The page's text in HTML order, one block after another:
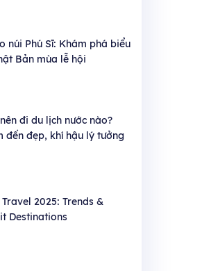
núi Phú Sĩ: Khám phá biểu
Bản mùa lễ hội
đi du lịch nước nào?
đến đẹp, khí hậu lý tưởng
2025: Trends &
Destinations